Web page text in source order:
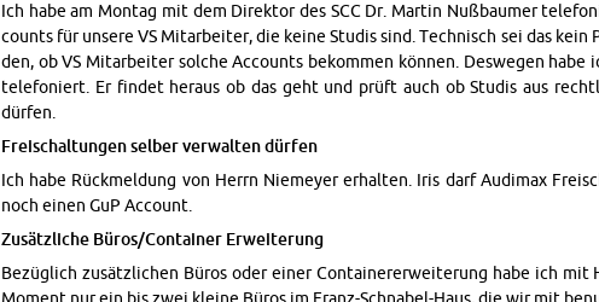
Ich habe am Mon­tag mit dem Di­rek­tor des SCC Dr. Mar­tin Nußbaumer
counts für un­sere VS Mi­tar­beiter, die keine Studis sind. Tech­nisch sei das
den, ob VS Mi­tar­beiter solche Ac­counts bekom­men können. Deswe­gen
tele­foniert. Er findet her­aus ob das geht und prüft auch ob Studis aus
dürfen.
Freis­chal­tun­gen sel­ber ver­wal­ten dürfen
Ich habe Rück­mel­dung von Herrn Niemeyer er­hal­ten. Iris darf Au­di­max
noch einen GuP Ac­count.
Zusätzliche Büros/Con­tainer Er­weiterung
Bezüglich zusätzlichen Büros oder einer Con­tainer­erweiterung habe ich mit